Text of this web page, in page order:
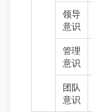
领导
意识
管理
意识
团队
意识